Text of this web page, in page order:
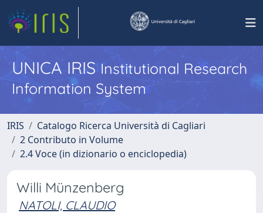
UNICA IRISInstitutional Research
Information System
IRIS
Catalogo Ricerca Università di Cagliari
2 Contributo in Volume
2.4 Voce (in dizionario o enciclopedia)
Willi Münzenberg
NATOLI, CLAUDIO